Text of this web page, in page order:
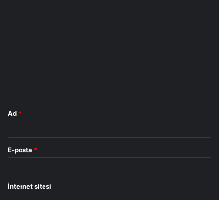
Ad *
E-posta *
İnternet sitesi